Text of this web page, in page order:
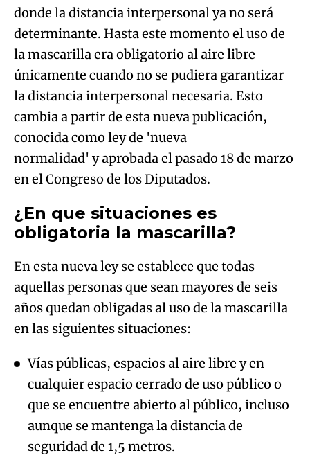
donde la distancia interpersonal ya no será
determinante. Hasta este momento el uso de
la mascarilla era obligatorio al aire libre
únicamente cuando no se pudiera garantizar
la distancia interpersonal necesaria. Esto
cambia a partir de esta nueva publicación,
conocida como ley de 'nueva
normalidad' y aprobada el pasado 18 de marzo
en el Congreso de los Diputados.
¿En que situaciones es
obligatoria la mascarilla?
En esta nueva ley se establece que todas
aquellas personas que sean mayores de seis
años quedan obligadas al uso de la mascarilla
en las siguientes situaciones:
Vías públicas, espacios al aire libre y en
cualquier espacio cerrado de uso público o
que se encuentre abierto al público, incluso
aunque se mantenga la distancia de
seguridad de 1,5 metros.